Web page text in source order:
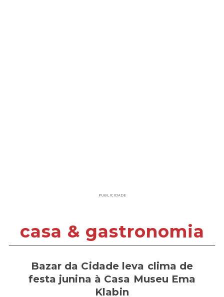
PUBLICIDADE
casa & gastronomia
Bazar da Cidade leva clima de
festa junina à Casa Museu Ema
Klabin